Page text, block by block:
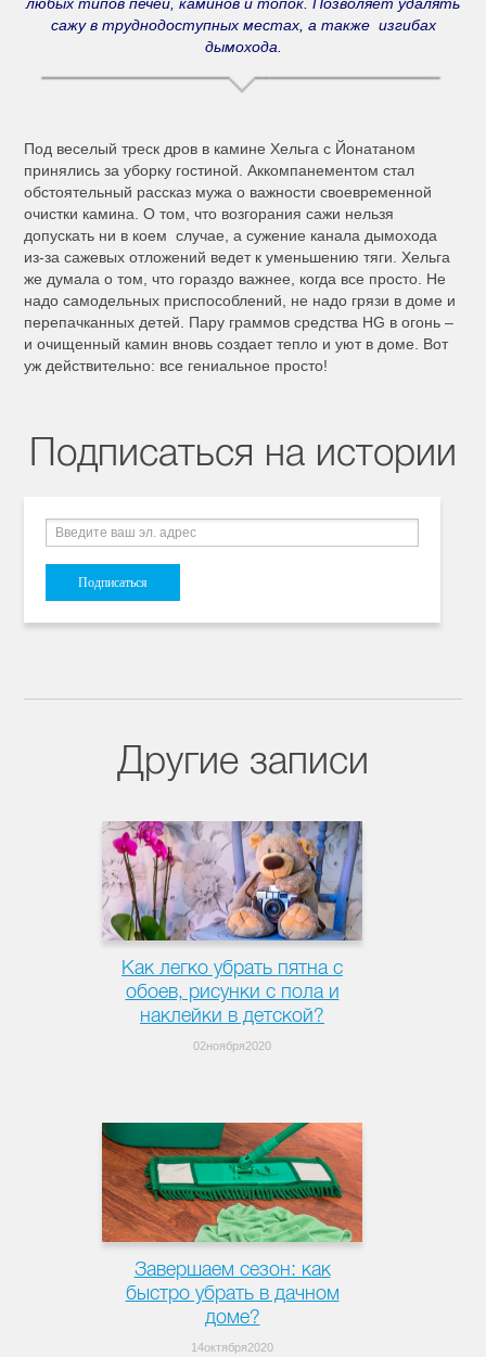
сажу в труднодоступных местах, а также изгибах
дымохода.
Под веселый треск дров в камине Хельга с Йонатаном
принялись за уборку гостиной. Аккомпанементом стал
обстоятельный рассказ мужа о важности своевременной
очистки камина. О том, что возгорания сажи нельзя
допускать ни в коем случае, а сужение канала дымохода
из-за сажевых отложений ведет к уменьшению тяги. Хельга
же думала о том, что гораздо важнее, когда все просто. Не
надо самодельных приспособлений, не надо грязи в доме и
перепачканных детей. Пару граммов средства HG в огонь –
и очищенный камин вновь создает тепло и уют в доме. Вот
уж действительно: все гениальное просто!
Подписаться на истории
Другие записи
Как легко убрать пятна с
обоев, рисунки с пола и
наклейки в детской?
02ноября2020
Завершаем сезон: как
быстро убрать в дачном
доме?
14октября2020